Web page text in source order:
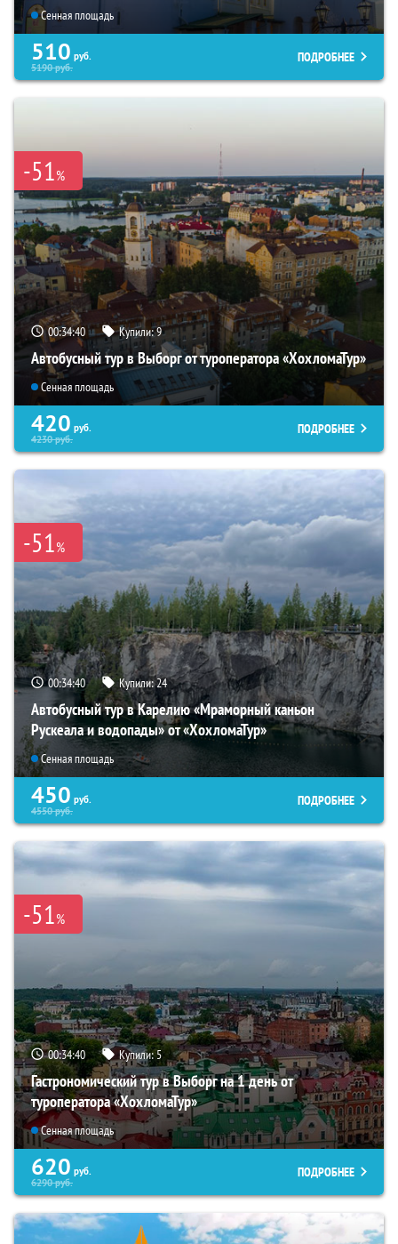
Сенная площадь
510 руб.
5190руб.
ПОДРОБНЕЕ
-51%
00:34:38 Купили:9
Автобусный тур в Выборг от туроператора «ХохломаТур»
Сенная площадь
420 руб.
4230руб.
ПОДРОБНЕЕ
-51%
00:34:38 Купили:24
Автобусный тур в Карелию «Мраморный каньон
Рускеала и водопады» от «ХохломаТур»
Сенная площадь
450 руб.
4550руб.
ПОДРОБНЕЕ
-51%
00:34:38 Купили:5
Гастрономический тур в Выборг на 1 день от
туроператора «ХохломаТур»
Сенная площадь
620 руб.
6290руб.
ПОДРОБНЕЕ